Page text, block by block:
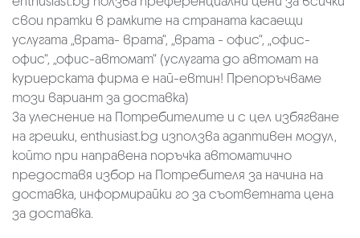
свои пратки в рамките на страната касаещи
услугата „врата- врата“, „врата - офис“, „oфис-
офис“, „офис-автомат“ (услугата до автомат на
куриерската фирма е най-евтин! Препоръчваме
този вариант за доставка)
За улеснение на Потребителите и с цел избягване
на грешки, enthusiast.bg използва адаптивен модул,
който при направена поръчка автоматично
предоставя избор на Потребителя за начина на
доставка, информирайки го за съответната цена
за доставка.